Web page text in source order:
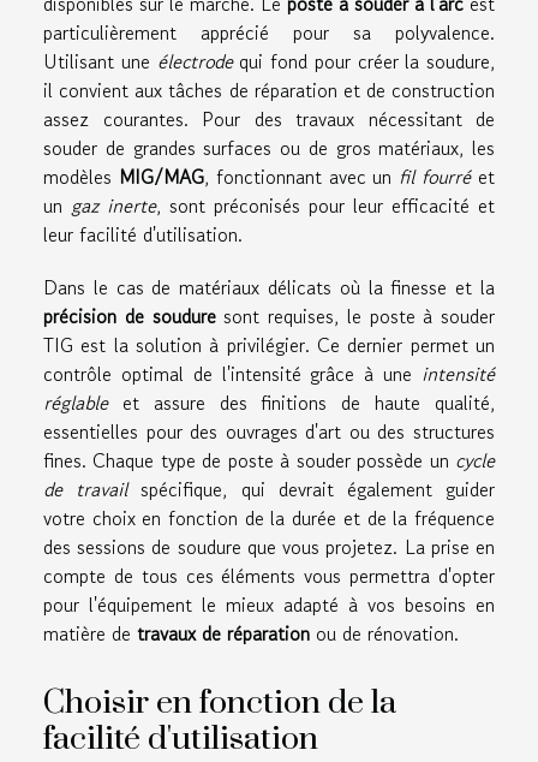
particulièrement apprécié pour sa polyvalence.
Utilisant une électrodequi fond pour créer la soudure,
il convient aux tâches de réparation et de construction
assez courantes. Pour des travaux nécessitant de
souder de grandes surfaces ou de gros matériaux, les
modèles MIG/MAG, fonctionnant avec un fil fourréet
un gaz inerte, sont préconisés pour leur efficacité et
leur facilité d'utilisation.
Dans le cas de matériaux délicats où la finesse et la
précision de souduresont requises, le poste à souder
TIG est la solution à privilégier. Ce dernier permet un
contrôle optimal de l'intensité grâce à une intensité
réglableet assure des finitions de haute qualité,
essentielles pour des ouvrages d'art ou des structures
fines. Chaque type de poste à souder possède un cycle
de travailspécifique, qui devrait également guider
votre choix en fonction de la durée et de la fréquence
des sessions de soudure que vous projetez. La prise en
compte de tous ces éléments vous permettra d'opter
pour l'équipement le mieux adapté à vos besoins en
matière de travaux de réparation ou de rénovation.
Choisir en fonction de la
facilité d'utilisation